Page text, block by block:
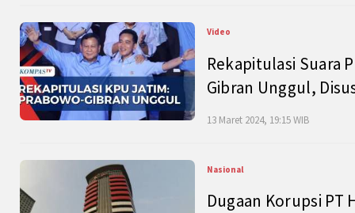
Video
Rekapitulasi Suara
Gibran Unggul,
13 Maret 2024, 19:15 WIB
Nasional
Dugaan Korupsi PT